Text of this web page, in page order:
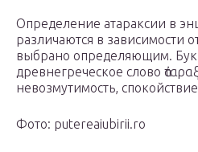
Определение атараксии в
различаются в зависимости
выбрано определяющим.
древнегреческое слово
невозмутимость,
Фото: putereaiubirii.ro